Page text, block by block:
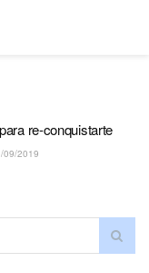
re-conquistarte
09/2019